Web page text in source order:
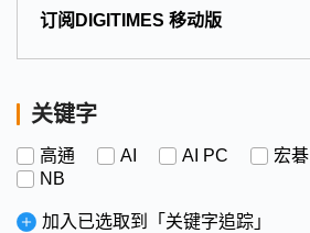
订阅DIGITIMES 移动版
关键字
高通 AI AI PC 宏碁
NB
加入已选取到「关键字追踪」